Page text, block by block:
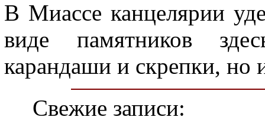
В Миассе канцелярии
виде памятников
карандаши и скрепки, но
Свежие записи: